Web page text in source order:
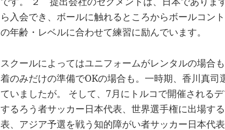
ら入会でき、ボールに触れるところからボールコン
の年齢・レベルに合わせて練習に励んでいます。
スクールによってはユニフォームがレンタルの場合
着のみだけの準備でOKの場合も。一時期、香川真司
ていましたが。 そして、7月にトルコで開催される
するろう者サッカー日本代表、世界選手権に出場す
表、アジア予選を戦う知的障がい者サッカー日本代